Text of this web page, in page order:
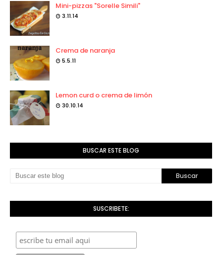
Mini-pizzas "Sorelle Simili"
3.11.14
Crema de naranja
5.5.11
Lemon curd o crema de limón
30.10.14
BUSCAR ESTE BLOG
SUSCRIBETE: